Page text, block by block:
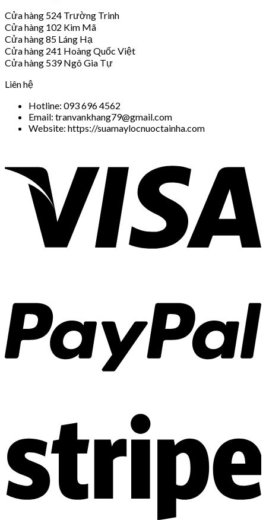
Cửa hàng 524 Trường Trinh
Cửa hàng 102 Kim Mã
Cửa hàng 85 Láng Hạ
Cửa hàng 241 Hoàng Quốc Việt
Cửa hàng 539 Ngô Gia Tự
Liên hệ
Hotline: 093 696 4562
Email: tranvankhang79@gmail.com
Website: https://suamaylocnuoctainha.com